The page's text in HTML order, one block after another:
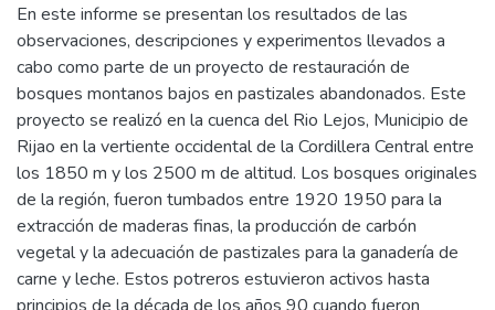
En este informe se presentan los resultados de las
observaciones, descripciones y experimentos llevados a
cabo como parte de un proyecto de restauración de
bosques montanos bajos en pastizales abandonados. Este
proyecto se realizó en la cuenca del Rio Lejos, Municipio de
Rijao en la vertiente occidental de la Cordillera Central entre
los 1850 m y los 2500 m de altitud. Los bosques originales
de la región, fueron tumbados entre 1920 1950 para la
extracción de maderas finas, la producción de carbón
vegetal y la adecuación de pastizales para la ganadería de
carne y leche. Estos potreros estuvieron activos hasta